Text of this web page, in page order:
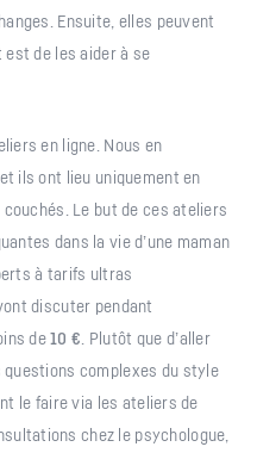
Ensuite, elles peuvent
de les aider à se
en ligne. Nous en
ils ont lieu uniquement en
Le but de ces ateliers
dans la vie d’une maman
à tarifs ultras
discuter pendant
de10 € . Plutôt que d’aller
complexes du style
le faire via les ateliers de
chez le psychologue,